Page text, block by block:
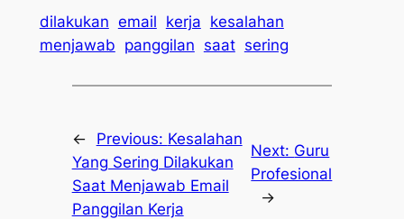
dilakukan email kerja kesalahan
menjawab panggilan saat sering
← Previous: Kesalahan
Yang Sering Dilakukan
Saat Menjawab Email
Panggilan Kerja
Next: Guru
Profesional
→